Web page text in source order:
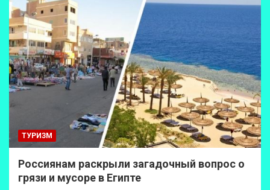
ТУРИЗМ
Россиянам раскрыли загадочный вопрос о
грязи и мусоре в Египте